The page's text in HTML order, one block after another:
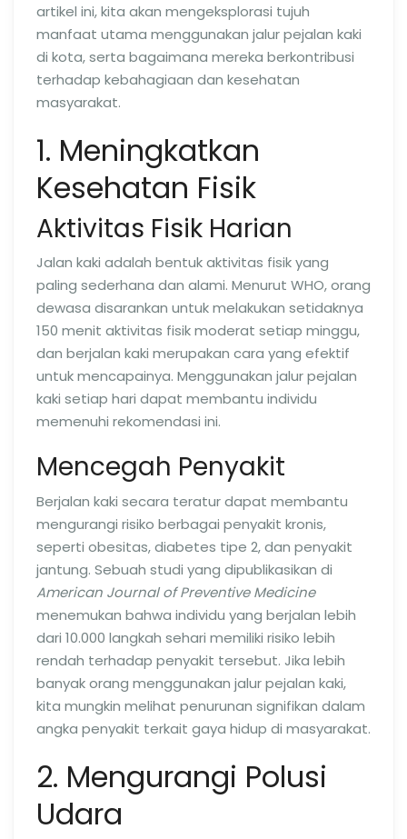
artikel ini, kita akan mengeksplorasi tujuh
manfaat utama menggunakan jalur pejalan kaki
di kota, serta bagaimana mereka berkontribusi
terhadap kebahagiaan dan kesehatan
masyarakat.
1. Meningkatkan
Kesehatan Fisik
Aktivitas Fisik Harian
Jalan kaki adalah bentuk aktivitas fisik yang
paling sederhana dan alami. Menurut WHO, orang
dewasa disarankan untuk melakukan setidaknya
150 menit aktivitas fisik moderat setiap minggu,
dan berjalan kaki merupakan cara yang efektif
untuk mencapainya. Menggunakan jalur pejalan
kaki setiap hari dapat membantu individu
memenuhi rekomendasi ini.
Mencegah Penyakit
Berjalan kaki secara teratur dapat membantu
mengurangi risiko berbagai penyakit kronis,
seperti obesitas, diabetes tipe 2, dan penyakit
jantung. Sebuah studi yang dipublikasikan di
American Journal of Preventive Medicine
menemukan bahwa individu yang berjalan lebih
dari 10.000 langkah sehari memiliki risiko lebih
rendah terhadap penyakit tersebut. Jika lebih
banyak orang menggunakan jalur pejalan kaki,
kita mungkin melihat penurunan signifikan dalam
angka penyakit terkait gaya hidup di masyarakat.
2. Mengurangi Polusi
Udara